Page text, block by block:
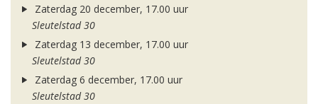
Zaterdag 20 december, 17.00 uur
Sleutelstad 30
Zaterdag 13 december, 17.00 uur
Sleutelstad 30
Zaterdag 6 december, 17.00 uur
Sleutelstad 30